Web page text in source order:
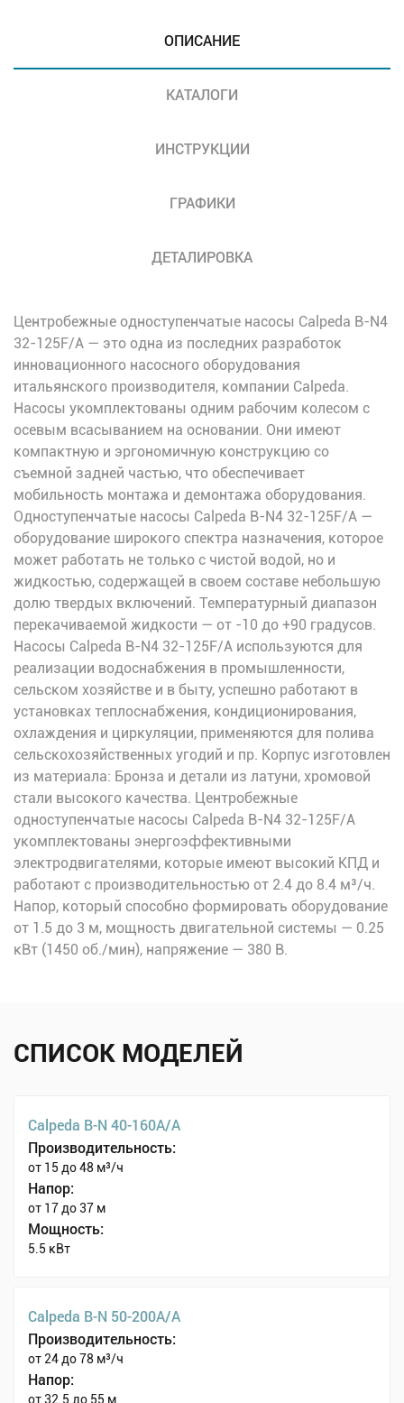
ОПИСАНИЕ
КАТАЛОГИ
ИНСТРУКЦИИ
ГРАФИКИ
ДЕТАЛИРОВКА
Центробежные одноступенчатые насосы Calpeda B-N4
32-125F/A — это одна из последних разработок
инновационного насосного оборудования
итальянского производителя, компании Calpeda.
Насосы укомплектованы одним рабочим колесом с
осевым всасыванием на основании. Они имеют
компактную и эргономичную конструкцию со
съемной задней частью, что обеспечивает
мобильность монтажа и демонтажа оборудования.
Одноступенчатые насосы Calpeda B-N4 32-125F/A —
оборудование широкого спектра назначения, которое
может работать не только с чистой водой, но и
жидкостью, содержащей в своем составе небольшую
долю твердых включений. Температурный диапазон
перекачиваемой жидкости — от -10 до +90 градусов.
Насосы Calpeda B-N4 32-125F/A используются для
реализации водоснабжения в промышленности,
сельском хозяйстве и в быту, успешно работают в
установках теплоснабжения, кондиционирования,
охлаждения и циркуляции, применяются для полива
сельскохозяйственных угодий и пр. Корпус изготовлен
из материала: Бронза и детали из латуни, хромовой
стали высокого качества. Центробежные
одноступенчатые насосы Calpeda B-N4 32-125F/A
укомплектованы энергоэффективными
электродвигателями, которые имеют высокий КПД и
работают с производительностью от 2.4 до 8.4 м³/ч.
Напор, который способно формировать оборудование
от 1.5 до 3 м, мощность двигательной системы — 0.25
кВт (1450 об./мин), напряжение — 380 В.
СПИСОК МОДЕЛЕЙ
Calpeda B-N 40-160A/A
Производительность:
от 15 до 48 м³/ч
Напор:
от 17 до 37 м
Мощность:
5.5 кВт
Calpeda B-N 50-200A/A
Производительность:
от 24 до 78 м³/ч
Напор:
от 32.5 до 55 м